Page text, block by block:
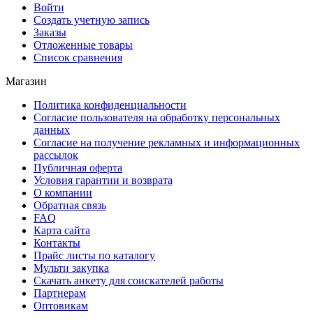
Войти
Создать учетную запись
Заказы
Отложенные товары
Список сравнения
Магазин
Политика конфиденциальности
Согласие пользователя на обработку персональных
данных
Согласие на получение рекламных и информационных
рассылок
Публичная оферта
Условия гарантии и возврата
О компании
Обратная связь
FAQ
Карта сайта
Контакты
Прайс листы по каталогу
Мульти закупка
Скачать анкету для соискателей работы
Партнерам
Оптовикам